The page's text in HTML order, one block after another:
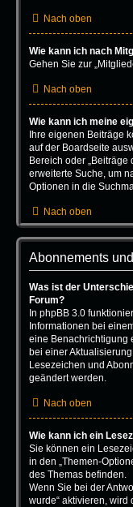
Nach oben
Wie kann ich nach
Gehen Sie zur
Nach oben
Wie kann ich meine
Ihre eigenen Beiträge
auf der Boardseite
Bereich oder
erweiterte Suche, um
Optionen in die
Nach oben
Abonnements
Was ist der
Forum?
In phpBB 3.0
Informationen bei
eine Benachrichtigung
bei einer
Lesezeichen und
geändert werden.
Nach oben
Wie kann ich ein
Sie können ein
in den „Themen-
des Themas befinden.
Wenn Sie bei der
wurde“ aktivieren, wird